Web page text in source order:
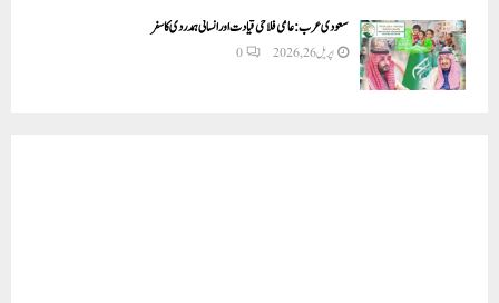
سعودی عرب: عالمی فلاحی قیادت اور انسانی ہمدردی کا سفر
اپریل 26, 2026 0